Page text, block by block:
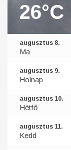
26°C
augusztus 8.
Ma
augusztus 9.
Holnap
augusztus 10.
Hétfő
augusztus 11.
Kedd